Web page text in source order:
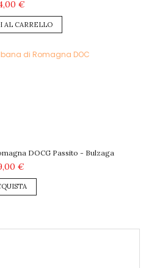
€
AL CARRELLO
DOCG Passito - Bulzaga
€